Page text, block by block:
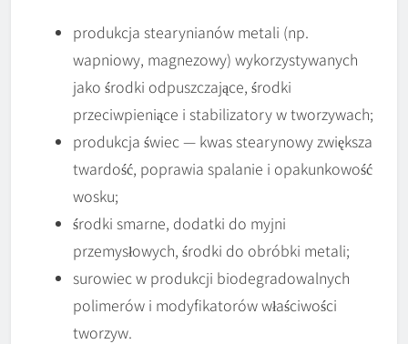
produkcja stearynianów metali (np.
wapniowy, magnezowy) wykorzystywanych
jako środki odpuszczające, środki
przeciwpieniące i stabilizatory w tworzywach;
produkcja świec — kwas stearynowy zwiększa
twardość, poprawia spalanie i opakunkowość
wosku;
środki smarne, dodatki do myjni
przemysłowych, środki do obróbki metali;
surowiec w produkcji biodegradowalnych
polimerów i modyfikatorów właściwości
tworzyw.